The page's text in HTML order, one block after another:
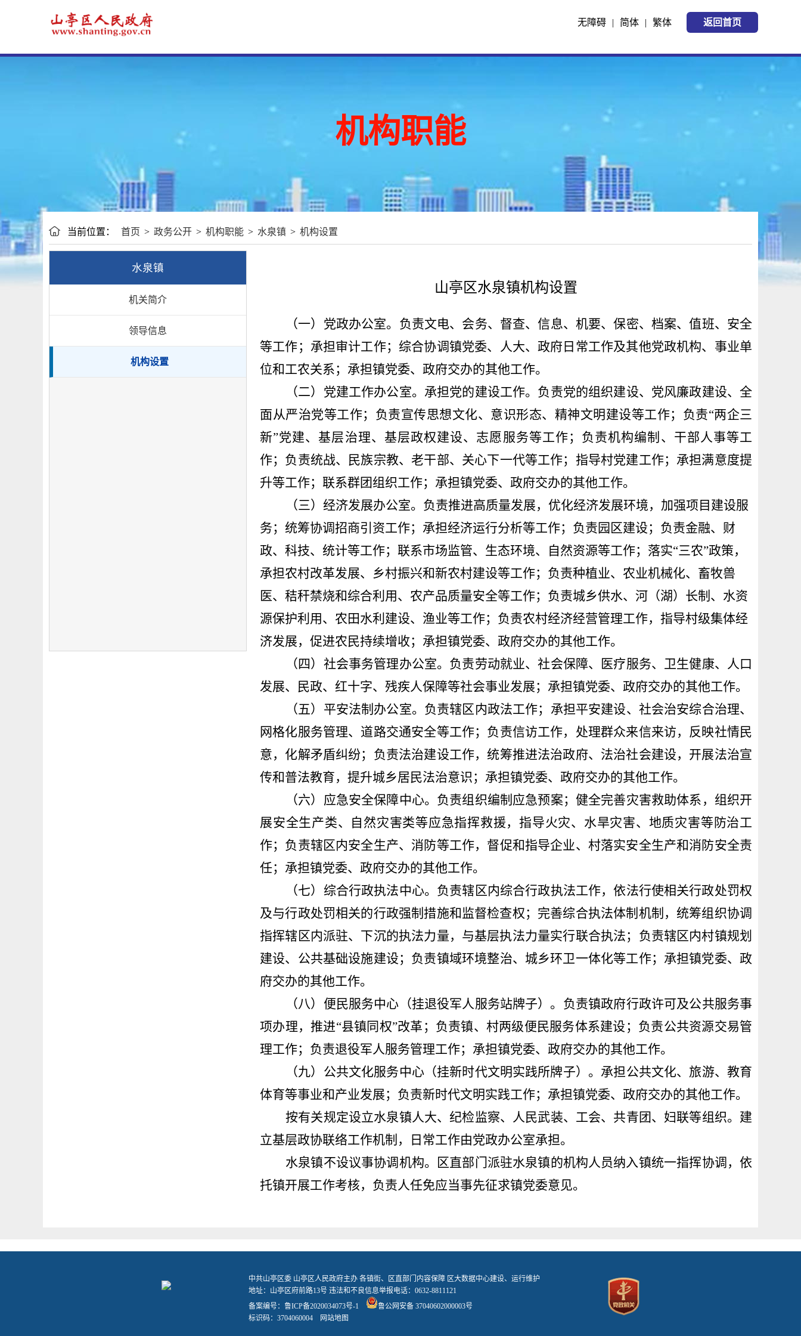
返回首页
繁体
|
简体
|
无障碍
机构职能
当前位置： 首页 > 政务公开 > 机构职能 > 水泉镇 > 机构设置
水泉镇
机关简介
领导信息
机构设置
山亭区水泉镇机构设置
（一）党政办公室。 负责文电、会务、督查、信息、机要、保密、档案、值班、安全
等工作；承担审计工作； 综合协调镇党委、人大、政府日常工作及其他党政机构、事业单
位和工农关系； 承担镇党委、 政府交办的其他工作。
（二）党建工作办公室。 承担党的建设工作。 负责党的组织建设、党风廉政建设、全
面从严治党等工作； 负责宣传思想文化、意识形态、 精神文明建设等工作；负责“两企三
新”党建、基层治理、基层政权建设、志愿服务等工作； 负责机构编制、干部人事等工
作； 负责统战、 民族宗教、老干部、关心下一代等工作； 指导村党建工作； 承担满意度提
升等工作； 联系群团组织工作；承担镇党委、 政府交办的其他工作。
（三）经济发展办公室。 负责推进高质量发展，优化经济发展环境，加强项目建设服
务； 统筹协调招商引资工作；承担经济运行分析等工作；负责园区建设；负责金融、 财
政、 科技、统计等工作；联系市场监管、生态环境、自然资源等工作；落实“三农”政策，
承担农村改革发展、乡村振兴和新农村建设等工作； 负责种植业、农业机械化、畜牧兽
医、秸秆禁烧和综合利用、农产品质量安全等工作；负责城乡供水、河（湖）长制、水资
源保护利用、农田水利建设、渔业等工作；负责农村经济经营管理工作，指导村级集体经
济发展，促进农民持续增收； 承担镇党委、 政府交办的其他工作。
（四）社会事务管理办公室。 负责劳动就业、社会保障、医疗服务、卫生健康、 人口
发展、
民政、 红十字、 残疾人保障等社会事业发展；承担镇党委、 政府交办的其他工作。
（五）平安法制办公室。 负责辖区内政法工作；承担平安建设、社会治安综合治理、
网格化服务管理、道路交通安全等工作； 负责信访工作， 处理群众来信来访，反映社情民
意，化解矛盾纠纷； 负责法治建设工作，统筹推进法治政府、法治社会建设， 开展法治宣
传和普法教育，提升城乡居民法治意识；承担镇党委、 政府交办的其他工作。
（六）应急安全保障中心。 负责组织编制应急预案； 健全完善灾害救助体系 ， 组织开
展安全生产类、自然灾害类等应急指挥救援，指导火灾、水旱灾害、地质灾害等防治工
作； 负责辖区内安全生产、消防等工作，督促和指导企业、村落实安全生产和消防安全责
任； 承担镇党委、 政府交办的其他工作。
（七）综合行政执法中心。 负责辖区内综合行政执法工作，依法行使相关行政处罚权
及与行政处罚相关的行政强制措施和监督检查权；完善综合执法体制机制， 统筹组织协调
指挥辖区内派驻、下沉的执法力量，与基层执法力量实行联合执法；负责辖区内村镇规划
建设、 公共基础设施建设；负责镇域环境整治、城乡环卫一体化等工作；承担镇党委、政
府交办的其他工作。
（八）便民服务中心（挂退役军人服务站牌子）。 负责镇政府行政许可及公共服务事
项办理，推进“县镇同权”改革 ；负责镇、 村两级便民服务体系建设；负责公共资源交易管
理工作；负责退役军人服务管理工作；承担镇党委、 政府交办的其他工作。
（九）公共文化服务中心（挂新时代文明实践所牌子）。 承担公共文化、旅游、教育
体育等事业和产业发展；负责新时代文明实践工作； 承担镇党委、 政府交办的其他工作。
按有关规定设立水泉镇人大、纪检监察、人民武装、工会、共青团、妇联等组织。建
立基层政协联络工作机制，日常工作由党政办公室承担。
水泉镇不设议事协调机构。 区直部门派驻水泉镇的机构人员纳入镇统一指挥协调，依
托镇开展工作考核，负责人任免应当事先征求镇党委意见。
中共山亭区委 山亭区人民政府主办 各镇街、区直部门内容保障 区大数据中心建设、运行维护
地址：山亭区府前路13号 违法和不良信息举报电话：0632-8811121
备案编号： 鲁ICP备2020034073号-1
鲁公网安备 37040602000003号
标识码：3704060004 网站地图